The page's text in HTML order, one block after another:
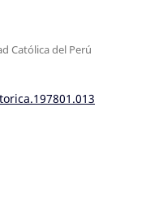
Católica del Perú